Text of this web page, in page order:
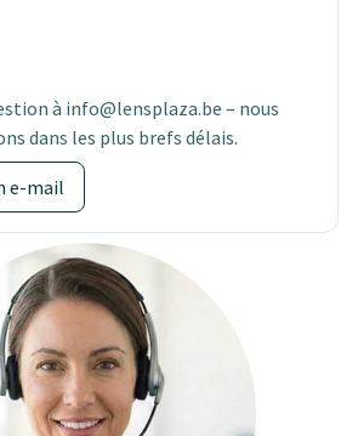
à info@lensplaza.be – nous
dans les plus brefs délais.
e-mail